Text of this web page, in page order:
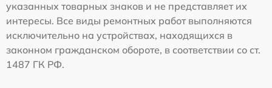
указанных товарных знаков и не представляет их
интересы. Все виды ремонтных работ выполняются
исключительно на устройствах, находящихся в
законном гражданском обороте, в соответствии со ст.
1487 ГК РФ.